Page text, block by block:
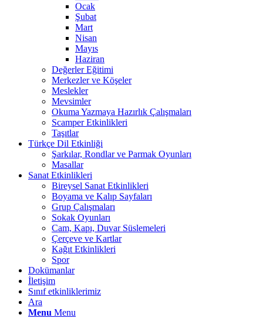
Ocak
Şubat
Mart
Nisan
Mayıs
Haziran
Değerler Eğitimi
Merkezler ve Köşeler
Meslekler
Mevsimler
Okuma Yazmaya Hazırlık Çalışmaları
Scamper Etkinlikleri
Taşıtlar
Türkçe Dil Etkinliği
Şarkılar, Rondlar ve Parmak Oyunları
Masallar
Sanat Etkinlikleri
Bireysel Sanat Etkinlikleri
Boyama ve Kalıp Sayfaları
Grup Çalışmaları
Sokak Oyunları
Cam, Kapı, Duvar Süslemeleri
Çerçeve ve Kartlar
Kağıt Etkinlikleri
Spor
Dokümanlar
İletişim
Sınıf etkinliklerimiz
Ara
Menu Menu